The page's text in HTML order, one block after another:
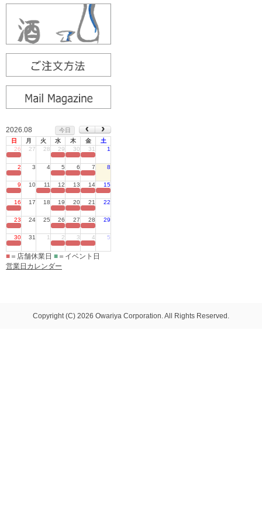
2026.08
今日
日
月 火 水 木 金
土
26
27 28 29 30 31 1
2 3 4 5 6 7 8
9 10 11 12 13 14 15
16 17 18 19 20 21 22
23 24 25 26 27 28 29
30 31 1 2 3 4 5
■ ＝店舗休業日 ■ ＝イベント日
営業日カレンダー
Copyright (C) 2026 Owariya Corporation. All Rights Reserved.